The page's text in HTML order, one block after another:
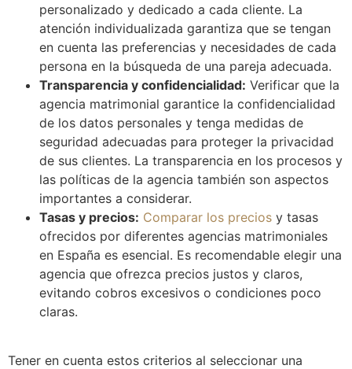
personalizado y dedicado a cada cliente. La
atención individualizada garantiza que se tengan
en cuenta las preferencias y necesidades de cada
persona en la búsqueda de una pareja adecuada.
Transparencia y confidencialidad: Verificar que la
agencia matrimonial garantice la confidencialidad
de los datos personales y tenga medidas de
seguridad adecuadas para proteger la privacidad
de sus clientes. La transparencia en los procesos y
las políticas de la agencia también son aspectos
importantes a considerar.
Tasas y precios: Comparar los precios y tasas
ofrecidos por diferentes agencias matrimoniales
en España es esencial. Es recomendable elegir una
agencia que ofrezca precios justos y claros,
evitando cobros excesivos o condiciones poco
claras.
Tener en cuenta estos criterios al seleccionar una